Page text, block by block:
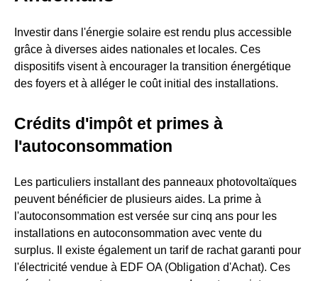
Investir dans l'énergie solaire est rendu plus accessible
grâce à diverses aides nationales et locales. Ces
dispositifs visent à encourager la transition énergétique
des foyers et à alléger le coût initial des installations.
Crédits d'impôt et primes à
l'autoconsommation
Les particuliers installant des panneaux photovoltaïques
peuvent bénéficier de plusieurs aides. La prime à
l'autoconsommation est versée sur cinq ans pour les
installations en autoconsommation avec vente du
surplus. Il existe également un tarif de rachat garanti pour
l'électricité vendue à EDF OA (Obligation d'Achat). Ces